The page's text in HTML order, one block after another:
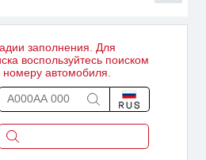
заполнения. Для
воспользуйтесь поиском
автомобиля.